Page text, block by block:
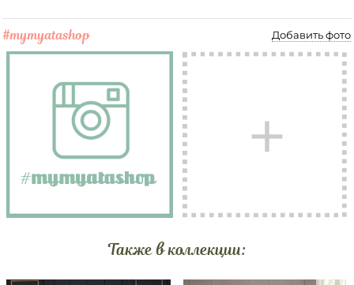
#mymyatashop Добавить фото
Также в коллекции: